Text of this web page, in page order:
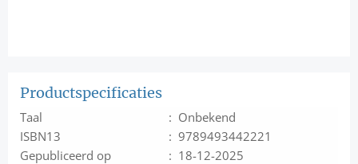
Productspecificaties
Taal
: Onbekend
ISBN13
: 9789493442221
Gepubliceerd op
: 18-12-2025